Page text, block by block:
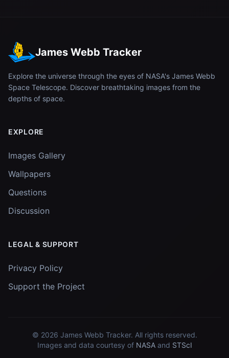
James Webb Tracker
Explore the universe through the eyes of NASA's James Webb
Space Telescope. Discover breathtaking images from the
depths of space.
EXPLORE
Images Gallery
Wallpapers
Questions
Discussion
LEGAL & SUPPORT
Privacy Policy
Support the Project
© 2026 James Webb Tracker. All rights reserved.
Images and data courtesy of NASAand STScI